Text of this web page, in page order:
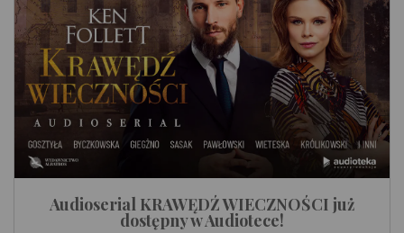
Audioserial KRAWĘDŹ WIECZNOŚCI już
dostępny w Audiotece!